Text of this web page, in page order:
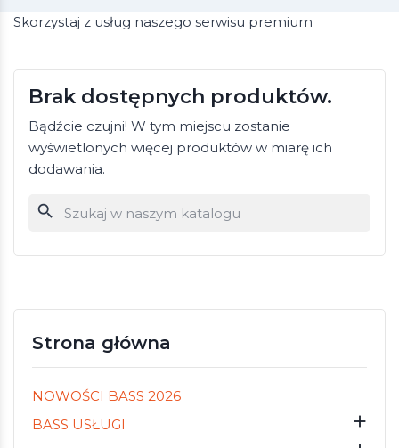
Skorzystaj z usług naszego serwisu premium
Brak dostępnych produktów.
Bądźcie czujni! W tym miejscu zostanie
wyświetlonych więcej produktów w miarę ich
dodawania.
search
Strona główna
NOWOŚCI BASS 2026
BASS USŁUGI
